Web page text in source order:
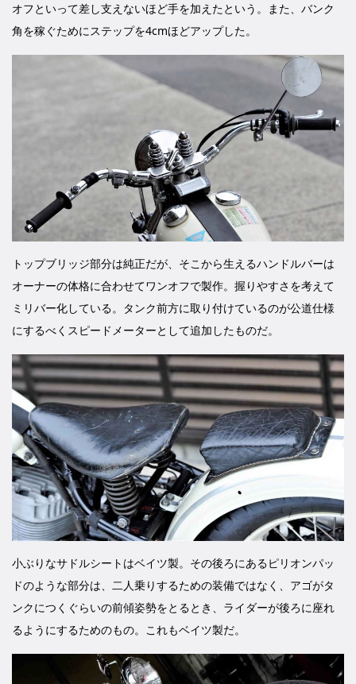
オフといって差し支えないほど手を加えたという。また、バンク
角を稼ぐためにステップを4cmほどアップした。
トップブリッジ部分は純正だが、そこから生えるハンドルバーは
オーナーの体格に合わせてワンオフで製作。握りやすさを考えて
ミリバー化している。タンク前方に取り付けているのが公道仕様
にするべくスピードメーターとして追加したものだ。
小ぶりなサドルシートはベイツ製。その後ろにあるピリオンパッ
ドのような部分は、二人乗りするための装備ではなく、アゴがタ
ンクにつくぐらいの前傾姿勢をとるとき、ライダーが後ろに座れ
るようにするためのもの。これもベイツ製だ。